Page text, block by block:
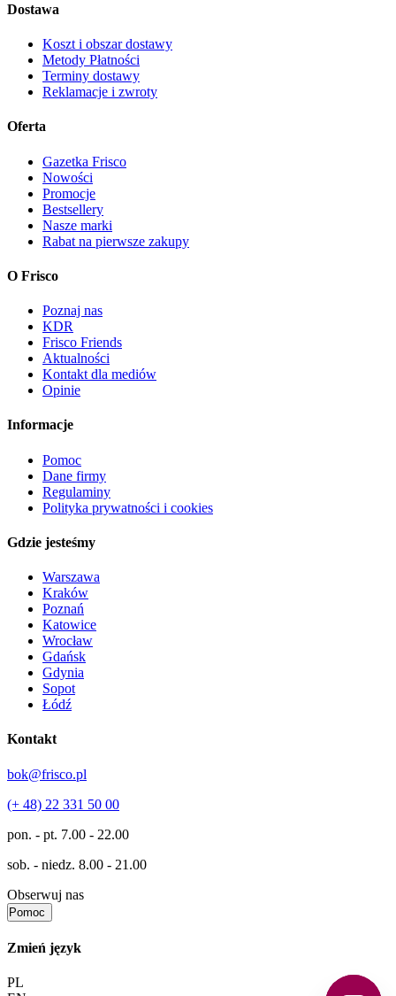
Dostawa
Koszt i obszar dostawy
Metody Płatności
Terminy dostawy
Reklamacje i zwroty
Oferta
Gazetka Frisco
Nowości
Promocje
Bestsellery
Nasze marki
Rabat na pierwsze zakupy
O Frisco
Poznaj nas
KDR
Frisco Friends
Aktualności
Kontakt dla mediów
Opinie
Informacje
Pomoc
Dane firmy
Regulaminy
Polityka prywatności i cookies
Gdzie jesteśmy
Warszawa
Kraków
Poznań
Katowice
Wrocław
Gdańsk
Gdynia
Sopot
Łódź
Kontakt
bok@frisco.pl
(+ 48) 22 331 50 00
pon. - pt. 7.00 - 22.00
sob. - niedz. 8.00 - 21.00
Obserwuj nas
Pomoc
Zmień język
PL